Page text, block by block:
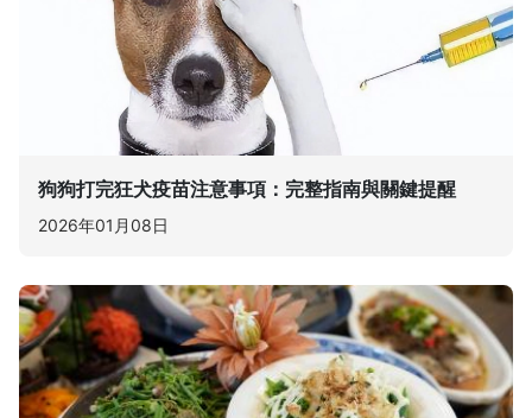
狗狗打完狂犬疫苗注意事項：完整指南與關鍵提醒
2026年01月08日